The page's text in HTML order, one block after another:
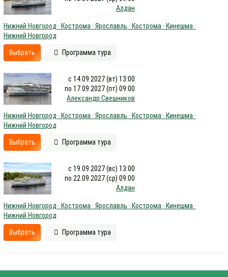
Алдан
Нижний Новгород · Кострома · Ярославль · Кострома · Кинешма ·
Нижний Новгород
Выбрать Программа тура
с 14.09.2027 (вт) 13:00
по 17.09.2027 (пт) 09:00
Александр Свешников
Нижний Новгород · Кострома · Ярославль · Кострома · Кинешма ·
Нижний Новгород
Выбрать Программа тура
с 19.09.2027 (вс) 13:00
по 22.09.2027 (ср) 09:00
Алдан
Нижний Новгород · Кострома · Ярославль · Кострома · Кинешма ·
Нижний Новгород
Выбрать Программа тура